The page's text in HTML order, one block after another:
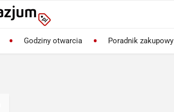
Godziny otwarcia Poradnik zakupowy